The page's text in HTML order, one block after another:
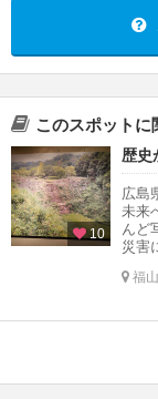
このスポットに
10
歴史
広島
未来
んど
災害
福山